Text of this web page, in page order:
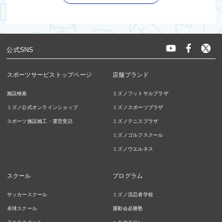
公式SNS
スポーツサービストップページ
施設検索
ミズノ公式オンラインショップ
スポーツ施設施工・運営受託
店舗ブランド
ミズノフットサルプラザ
ミズノスポーツプラザ
ミズノテニスプラザ
ミズノゴルフスクール
ミズノウエルネス
スクール
サッカースクール
卓球スクール
プログラム
ミズノ流忍者学校
運動会必勝塾